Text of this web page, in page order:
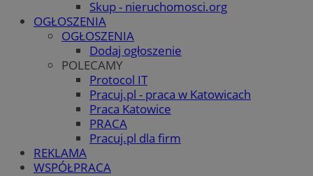
Skup - nieruchomosci.org
OGŁOSZENIA
OGŁOSZENIA
Dodaj ogłoszenie
POLECAMY
Protocol IT
Pracuj.pl - praca w Katowicach
Praca Katowice
PRACA
Pracuj.pl dla firm
REKLAMA
WSPÓŁPRACA